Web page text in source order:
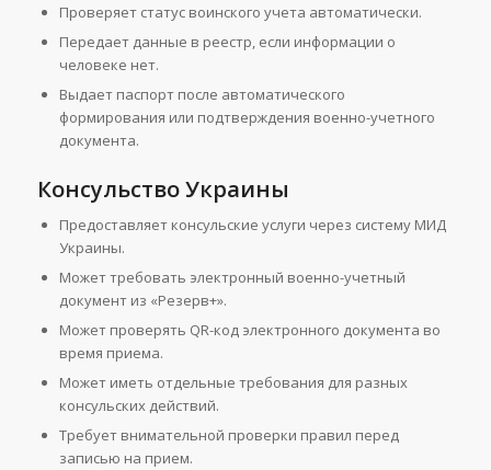
Проверяет статус воинского учета автоматически.
Передает данные в реестр, если информации о
человеке нет.
Выдает паспорт после автоматического
формирования или подтверждения военно-учетного
документа.
Консульство Украины
Предоставляет консульские услуги через систему МИД
Украины.
Может требовать электронный военно-учетный
документ из «Резерв+».
Может проверять QR-код электронного документа во
время приема.
Может иметь отдельные требования для разных
консульских действий.
Требует внимательной проверки правил перед
записью на прием.